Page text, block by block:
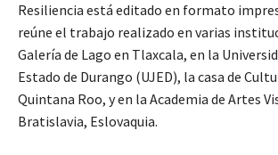
Resiliencia está editado en formato
reúne el trabajo realizado en varias
Galería de Lago en Tlaxcala, en la
Estado de Durango (UJED), la casa de
Quintana Roo, y en la Academia de Artes
Bratislavia, Eslovaquia.